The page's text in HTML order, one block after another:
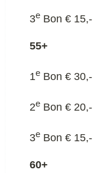
3e Bon € 15,-
55+
1e Bon € 30,-
2e Bon € 20,-
3e Bon € 15,-
60+